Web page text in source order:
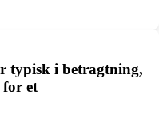
typisk i betragtning,
et